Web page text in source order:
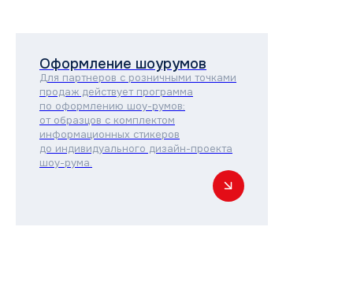
Оформление шоурумов
Для партнеров с розничными точками
продаж действует программа
по оформлению шоу-румов:
от образцов с комплектом
информационных стикеров
до индивидуального дизайн-проекта
шоу-рума.